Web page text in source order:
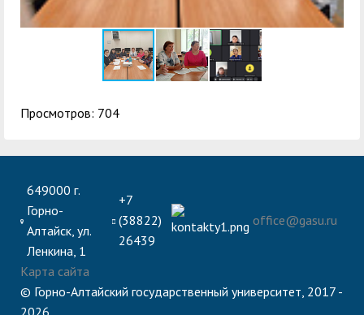
Просмотров: 704
649000 г.
Горно-
Алтайск, ул.
Ленкина, 1
+7
(38822)
26439
office@gasu.ru
Карта сайта
© Горно-Алтайский государственный университет, 2017 -